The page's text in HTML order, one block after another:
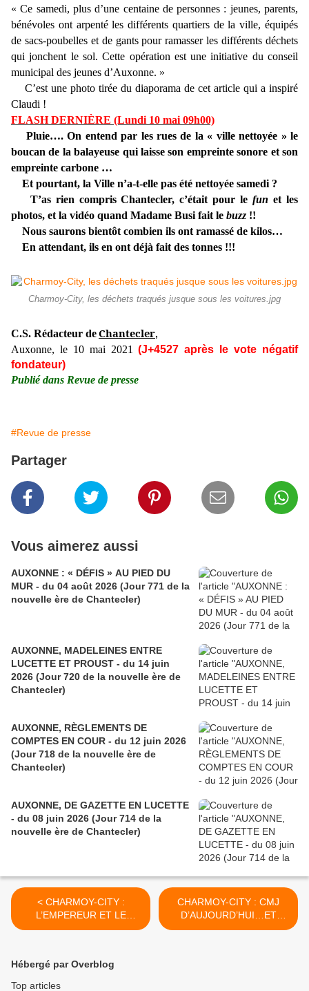
« Ce samedi, plus d’une centaine de personnes : jeunes, parents,
bénévoles ont arpenté les différents quartiers de la ville, équipés
de sacs-poubelles et de gants pour ramasser les différents déchets
qui jonchent le sol. Cette opération est une initiative du conseil
municipal des jeunes d’Auxonne. »
C’est une photo tirée du diaporama de cet article qui a inspiré
Claudi !
FLASH DERNIÈRE (Lundi 10 mai 09h00)
Pluie…. On entend par les rues de la « ville nettoyée » le
boucan de la balayeuse qui laisse son empreinte sonore et son
empreinte carbone …
Et pourtant, la Ville n’a-t-elle pas été nettoyée samedi ?
T’as rien compris Chantecler, c’était pour lefunet les
photos, et la vidéo quand Madame Busi fait le buzz !!
Nous saurons bientôt combien ils ont ramassé de kilos…
En attendant, ils en ont déjà fait des tonnes !!!
Charmoy-City, les déchets traqués jusque sous les voitures.jpg
C.S. Rédacteur deChantecler,
Auxonne, le 10 mai 2021
(J+4527 après le vote négatif
fondateur)
Publié dans Revue de presse
#Revue de presse
Partager
Vous aimerez aussi
AUXONNE : « DÉFIS » AU PIED DU
MUR - du 04 août 2026 (Jour 771 de la
nouvelle ère de Chantecler)
AUXONNE, MADELEINES ENTRE
LUCETTE ET PROUST - du 14 juin
2026 (Jour 720 de la nouvelle ère de
Chantecler)
AUXONNE, RÈGLEMENTS DE
COMPTES EN COUR - du 12 juin 2026
(Jour 718 de la nouvelle ère de
Chantecler)
AUXONNE, DE GAZETTE EN LUCETTE
- du 08 juin 2026 (Jour 714 de la
nouvelle ère de Chantecler)
< CHARMOY-CITY :
L’EMPEREUR ET LE
CHANOINE - du 07 mai
CHARMOY-CITY : CMJ
D’AUJOURD’HUI…ET
D’HIER - du 12 MAI 2021
Hébergé par Overblog
Top articles